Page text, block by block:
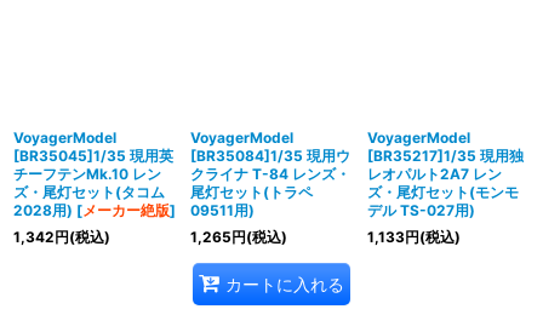
VoyagerModel
[BR35045]1/35 現用英
チーフテンMk.10 レン
ズ・尾灯セット(タコム
2028用) [メーカー絶版]
1,342円(税込)
VoyagerModel
[BR35084]1/35 現用ウ
クライナ T-84 レンズ・
尾灯セット(トラペ
09511用)
1,265円(税込)
カートに入れる
VoyagerModel
[BR35217]1/35 現用独
レオパルト2A7 レン
ズ・尾灯セット(モンモ
デル TS-027用)
1,133円(税込)